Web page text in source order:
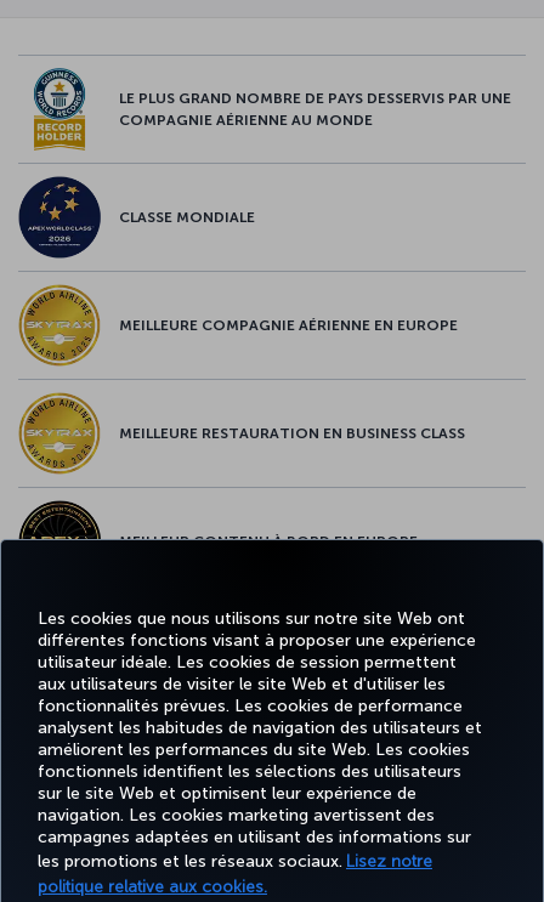
Les cookies que nous utilisons sur notre site Web ont
différentes fonctions visant à proposer une expérience
utilisateur idéale. Les cookies de session permettent
aux utilisateurs de visiter le site Web et d'utiliser les
fonctionnalités prévues. Les cookies de performance
analysent les habitudes de navigation des utilisateurs et
améliorent les performances du site Web. Les cookies
fonctionnels identifient les sélections des utilisateurs
sur le site Web et optimisent leur expérience de
navigation. Les cookies marketing avertissent des
campagnes adaptées en utilisant des informations sur
les promotions et les réseaux sociaux. Lisez notre
politique relative aux cookies.
LE PLUS GRAND NOMBRE DE PAYS DESSERVIS PAR UNE
COMPAGNIE AÉRIENNE AU MONDE
CLASSE MONDIALE
MEILLEURE COMPAGNIE AÉRIENNE EN EUROPE
MEILLEURE RESTAURATION EN BUSINESS CLASS
MEILLEUR CONTENU À BORD EN EUROPE
MEILLEUR WI-FI EN EUROPE
Facebook
TwitterInstagram
YouTubeLinkedIn
TiktokBlogPinterest
RÉSERVER
ET GÉRER
EXPÉRIENCE
OFFRES ET
DESTINATIONS
AIDE
MILES
&